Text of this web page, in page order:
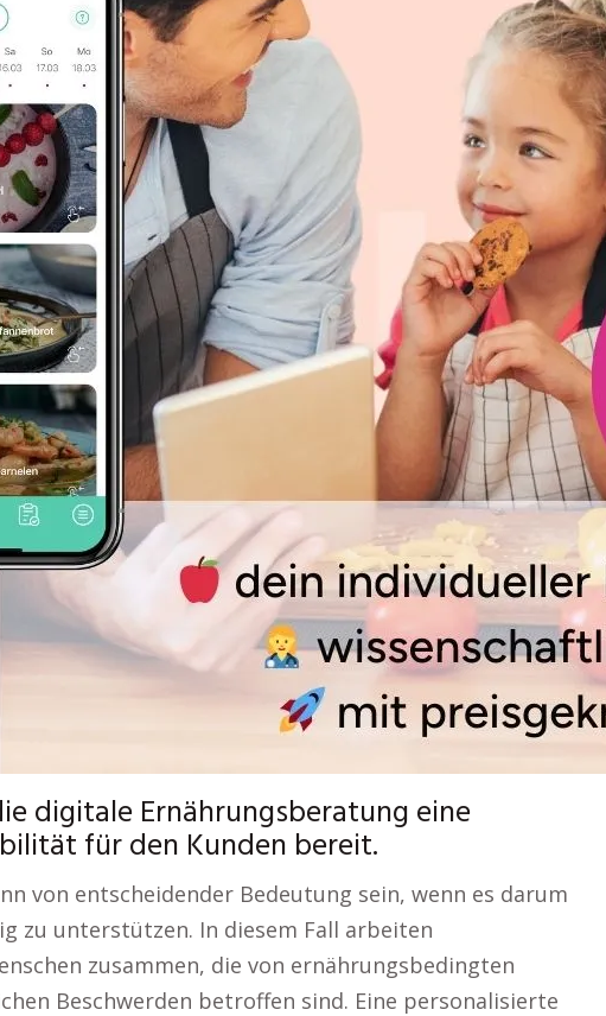
digitale Ernährungsberatung eine
für den Kunden bereit.
von entscheidender Bedeutung sein, wenn es darum
zu unterstützen. In diesem Fall arbeiten
zusammen, die von ernährungsbedingten
Beschwerden betroffen sind. Eine personalisierte